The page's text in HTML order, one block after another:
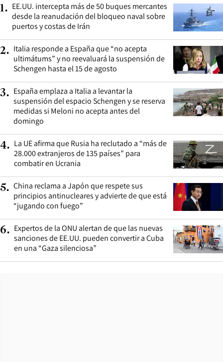
1. EE.UU. intercepta más de 50 buques mercantes
desde la reanudación del bloqueo naval sobre
puertos y costas de Irán
2. Italia responde a España que “no acepta
ultimátums” y no reevaluará la suspensión de
Schengen hasta el 15 de agosto
3. España emplaza a Italia a levantar la
suspensión del espacio Schengen y se reserva
medidas si Meloni no acepta antes del
domingo
4. La UE afirma que Rusia ha reclutado a “más de
28.000 extranjeros de 135 países” para
combatir en Ucrania
5. China reclama a Japón que respete sus
principios antinucleares y advierte de que está
“jugando con fuego”
6. Expertos de la ONU alertan de que las nuevas
sanciones de EE.UU. pueden convertir a Cuba
en una “Gaza silenciosa”